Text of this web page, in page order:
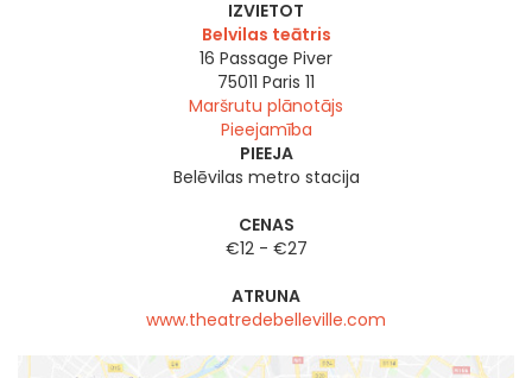
IZVIETOT
Belvilas teātris
16 Passage Piver
75011 Paris 11
Maršrutu plānotājs
Pieejamība
PIEEJA
Belēvilas metro stacija
CENAS
€12 - €27
ATRUNA
www.theatredebelleville.com